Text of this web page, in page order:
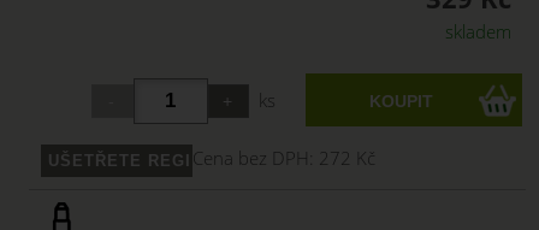
skladem
ks
Cena bez DPH: 272 Kč